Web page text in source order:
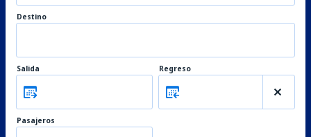
Destino
Salida Regreso
Pasajeros